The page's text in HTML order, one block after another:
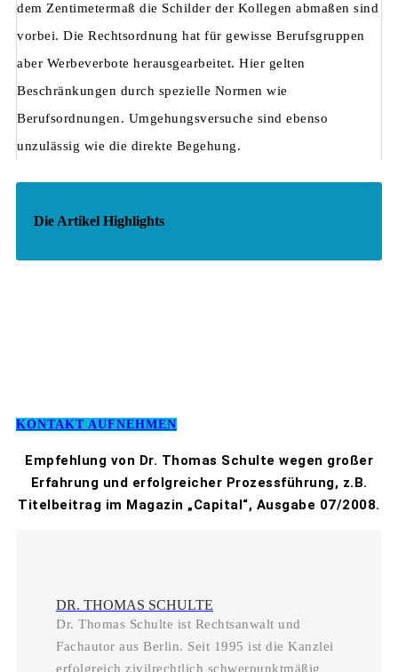
dem Zentimetermaß die Schilder der Kollegen abmaßen sind
vorbei. Die Rechtsordnung hat für gewisse Berufsgruppen
aber Werbeverbote herausgearbeitet. Hier gelten
Beschränkungen durch spezielle Normen wie
Berufsordnungen. Umgehungsversuche sind ebenso
unzulässig wie die direkte Begehung.
Die Artikel Highlights
KONTAKT AUFNEHMEN
Empfehlung von Dr. Thomas Schulte wegen großer
Erfahrung und erfolgreicher Prozessführung, z.B.
Titelbeitrag im Magazin „Capital“, Ausgabe 07/2008.
DR. THOMAS SCHULTE
Dr. Thomas Schulte ist Rechtsanwalt und
Fachautor aus Berlin. Seit 1995 ist die Kanzlei
erfolgreich zivilrechtlich schwerpunktmäßig